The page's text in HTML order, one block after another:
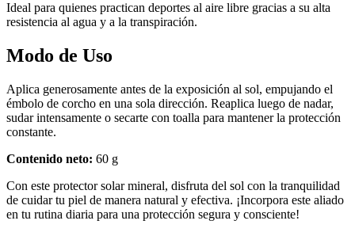
Ideal para quienes practican deportes al aire libre gracias a su alta
resistencia al agua y a la transpiración.
Modo de Uso
Aplica generosamente antes de la exposición al sol, empujando el
émbolo de corcho en una sola dirección. Reaplica luego de nadar,
sudar intensamente o secarte con toalla para mantener la protección
constante.
Contenido neto: 60 g
Con este protector solar mineral, disfruta del sol con la tranquilidad
de cuidar tu piel de manera natural y efectiva. ¡Incorpora este aliado
en tu rutina diaria para una protección segura y consciente!